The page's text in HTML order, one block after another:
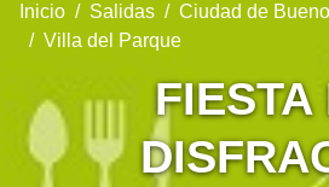
Inicio Salidas
Ciudad de
Villa del Parque
FIESTA